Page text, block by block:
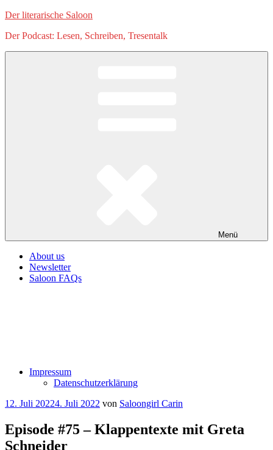
Zum
springen
Der literarische Saloon
Der Podcast: Lesen, Schreiben, Tresentalk
Menü
About us
Newsletter
Saloon FAQs
Impressum
Datenschutzerklärung
Veröffentlicht
12. Juli 20224. Juli 2022 von Saloongirl Carin
Episode #75 – Klappentexte mit Greta
Schneider